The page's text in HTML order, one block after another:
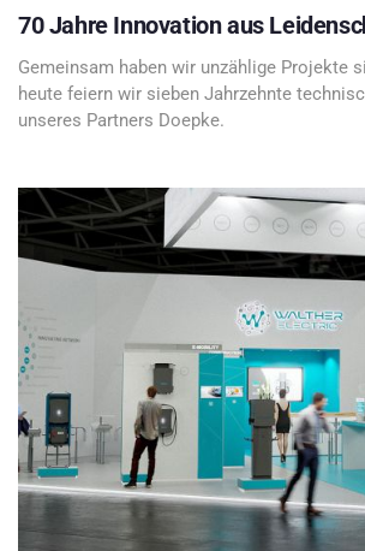
70 Jahre Innovation aus
Gemeinsam haben wir unzählige Projekte
heute feiern wir sieben Jahrzehnte
unseres Partners Doepke.